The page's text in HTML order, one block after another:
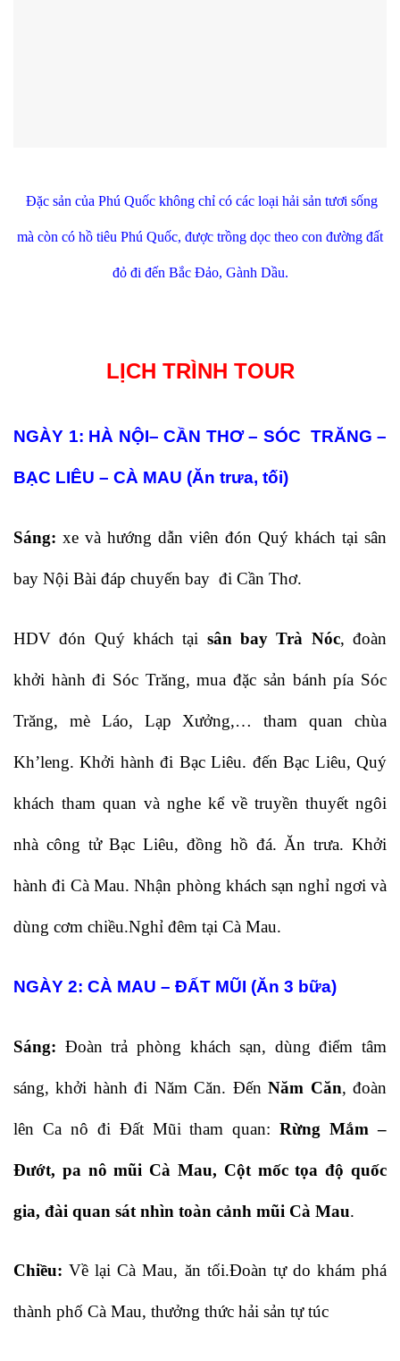
Đặc sản của Phú Quốc không chỉ có các loại hải sản tươi sống
mà còn có hồ tiêu Phú Quốc, được trồng dọc theo con đường đất
đỏ đi đến Bắc Đảo, Gành Dầu.
LỊCH TRÌNH TOUR
NGÀY 1: HÀ NỘI– CẦN THƠ – SÓC TRĂNG –
BẠC LIÊU – CÀ MAU (Ăn trưa, tối)
Sáng: xe và hướng dẫn viên đón Quý khách tại sân
bay Nội Bài đáp chuyến bay đi Cần Thơ.
HDV đón Quý khách tại sân bay Trà Nóc, đoàn
khởi hành đi Sóc Trăng, mua đặc sản bánh pía Sóc
Trăng, mè Láo, Lạp Xưởng,… tham quan chùa
Kh’leng. Khởi hành đi Bạc Liêu. đến Bạc Liêu, Quý
khách tham quan và nghe kể về truyền thuyết ngôi
nhà công tử Bạc Liêu, đồng hồ đá. Ăn trưa. Khởi
hành đi Cà Mau. Nhận phòng khách sạn nghỉ ngơi và
dùng cơm chiều.Nghỉ đêm tại Cà Mau.
NGÀY 2: CÀ MAU – ĐẤT MŨI (Ăn 3 bữa)
Sáng: Đoàn trả phòng khách sạn, dùng điểm tâm
sáng, khởi hành đi Năm Căn. ĐếnNăm Căn, đoàn
lên Ca nô đi Đất Mũi tham quan:Rừng Mắm –
Đướt, pa nô mũi Cà Mau, Cột mốc tọa độ quốc
gia, đài quan sát nhìn toàn cảnh mũi Cà Mau.
Chiều: Về lại Cà Mau, ăn tối.Đoàn tự do khám phá
thành phố Cà Mau, thưởng thức hải sản tự túc